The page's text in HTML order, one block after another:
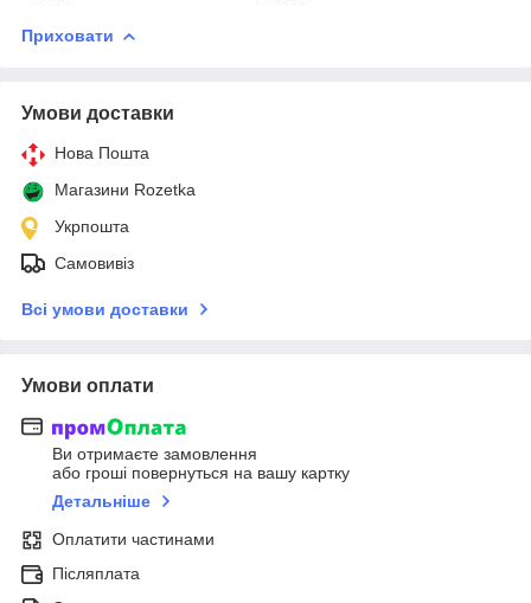
Приховати
Умови доставки
Нова Пошта
Магазини Rozetka
Укрпошта
Самовивіз
Всі умови доставки
Умови оплати
Ви отримаєте замовлення
або гроші повернуться на вашу картку
Детальніше
Оплатити частинами
Післяплата